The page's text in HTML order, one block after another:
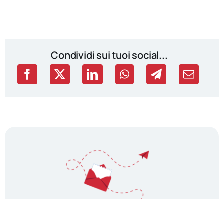
Condividi sui tuoi social...